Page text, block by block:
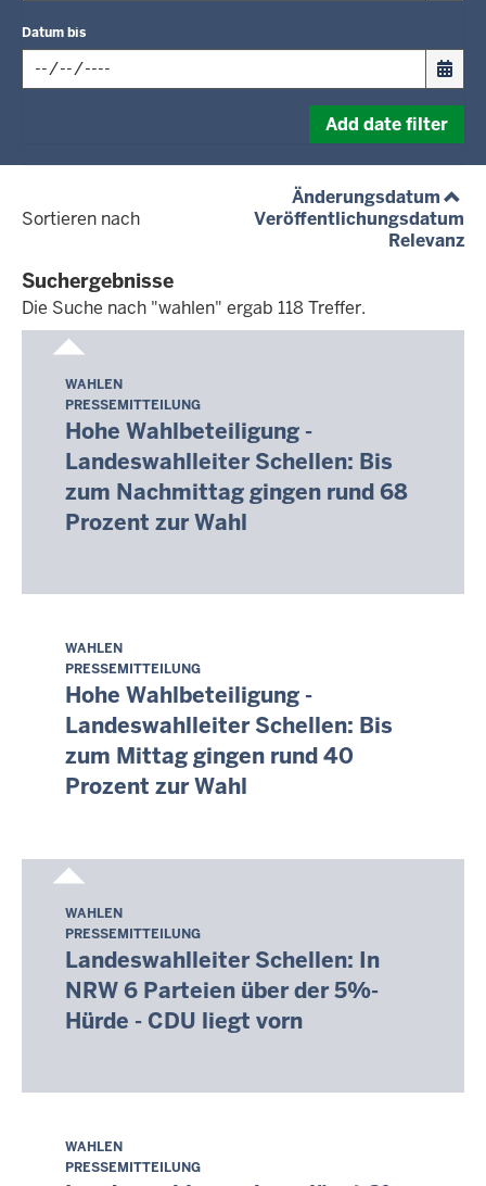
date
format:
Datum bis
dd.mm.yyyy
Add date filter
Sortieren nach
Änderungsdatum
Veröffentlichungsdatum
Relevanz
Suchergebnisse
Die Suche nach "wahlen" ergab 118 Treffer.
Die
"wahlen"
ergab
Treffer.
Donnerstag,
6.
August
2026
-
02:15
WAHLEN
PRESSEMITTEILUNG
Hohe Wahlbeteiligung -
Landeswahlleiter Schellen: Bis
zum Nachmittag gingen rund 68
Prozent zur Wahl
Donnerstag,
6.
August
2026
-
02:15
WAHLEN
PRESSEMITTEILUNG
Hohe Wahlbeteiligung -
Landeswahlleiter Schellen: Bis
zum Mittag gingen rund 40
Prozent zur Wahl
Donnerstag,
6.
August
2026
-
WAHLEN
PRESSEMITTEILUNG
Landeswahlleiter Schellen: In
NRW 6 Parteien über der 5%-
Hürde - CDU liegt vorn
Donnerstag,
6.
WAHLEN
PRESSEMITTEILUNG